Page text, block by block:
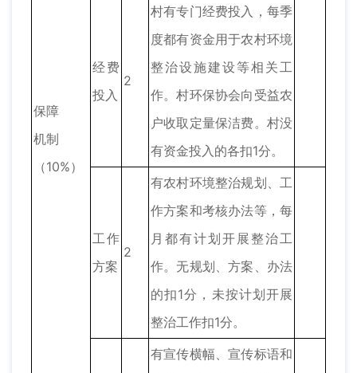
保障
机制
（10%）
经费
投入
2
村有专门经费投入，每季
度都有资金用于农村环境
整治设施建设等相关工
作。村环保协会向受益农
户收取定量保洁费。村没
有资金投入的各扣1分。
工作
方案
2
有农村环境整治规划、工
作方案和考核办法等，每
月都有计划开展整治工
作。无规划、方案、办法
的扣1分，未按计划开展
整治工作扣1分。
有宣传横幅、宣传标语和